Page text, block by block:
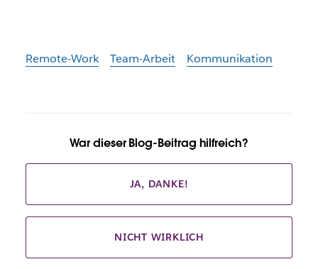
Remote-Work Team-Arbeit Kommunikation
War dieser Blog-Beitrag hilfreich?
JA, DANKE!
NICHT WIRKLICH